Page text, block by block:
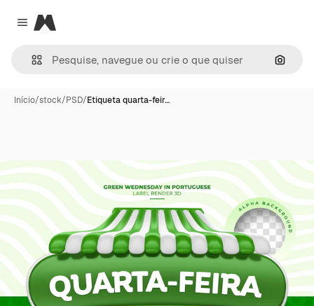
Close menu
Magnific
Início/stock/PSD/Etiqueta quarta-feir…